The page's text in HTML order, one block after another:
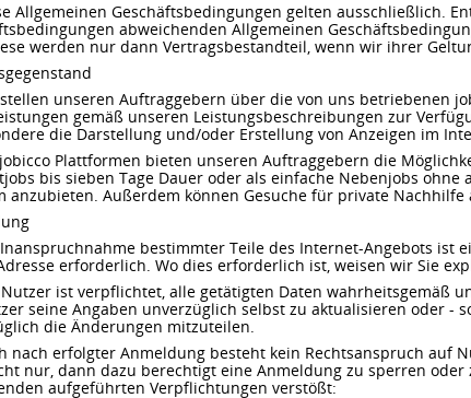
Allgemeinen Geschäftsbedingungen gelten ausschließlich.
abweichenden Allgemeinen
werden nur dann Vertragsbestandteil, wenn wir ihrer
unseren Auftraggebern über die von uns betriebenen
gemäß unseren Leistungsbeschreibungen zur
die Darstellung und/oder Erstellung von Anzeigen im
Plattformen bieten unseren Auftraggebern die
bis sieben Tage Dauer oder als einfache Nebenjobs ohne
anzubieten. Außerdem können Gesuche für private Nachhilfe
bestimmter Teile des Internet-Angebots ist
erforderlich. Wo dies erforderlich ist, weisen wir Sie
ist verpflichtet, alle getätigten Daten wahrheitsgemäß
seine Angaben unverzüglich selbst zu aktualisieren oder -
die Änderungen mitzuteilen.
nach erfolgter Anmeldung besteht kein Rechtsanspruch auf
nur, dann dazu berechtigt eine Anmeldung zu sperren
aufgeführten Verpflichtungen verstößt: